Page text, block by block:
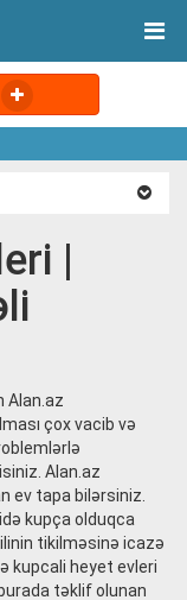
|
Alan.az
çox vacib və
Alan.az
ev tapa bilərsiniz.
kupça olduqca
tikilməsinə icazə
kupcali heyet evleri
təklif olunan